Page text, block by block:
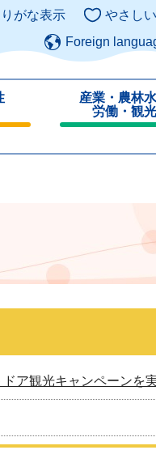
がな表示 やさし
Foreign
産業・農林
労働・観光
じ
ア観光キャンペーンを